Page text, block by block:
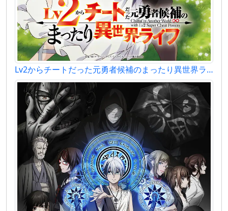
Lv2からチートだった元勇者候補のまったり異世界ライフ